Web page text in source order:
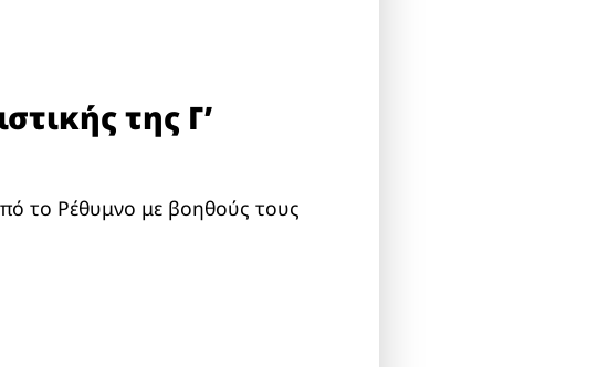
της Γ’
το Ρέθυμνο με βοηθούς τους